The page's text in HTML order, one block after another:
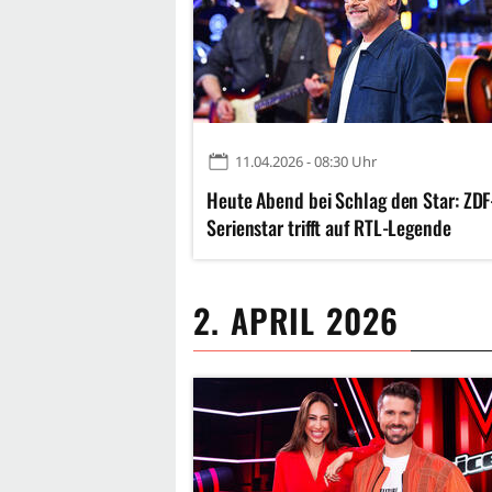
11.04.2026 - 08:30 Uhr
Heute Abend bei Schlag den Star:
Serienstar trifft auf RTL-Legende
2. APRIL 2026